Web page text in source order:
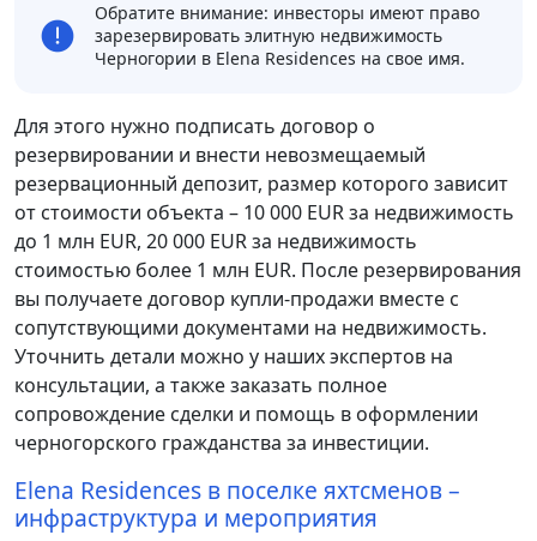
Обратите внимание: инвесторы имеют право
зарезервировать элитную недвижимость
Черногории в Elena Residences на свое имя.
Для этого нужно подписать договор о
резервировании и внести невозмещаемый
резервационный депозит, размер которого зависит
от стоимости объекта – 10 000 EUR за недвижимость
до 1 млн EUR, 20 000 EUR за недвижимость
стоимостью более 1 млн EUR. После резервирования
вы получаете договор купли-продажи вместе с
сопутствующими документами на недвижимость.
Уточнить детали можно у наших экспертов на
консультации, а также заказать полное
сопровождение сделки и помощь в оформлении
черногорского гражданства за инвестиции.
Elena Residences в поселке яхтсменов –
инфраструктура и мероприятия